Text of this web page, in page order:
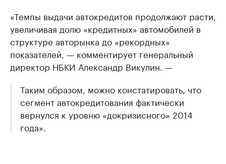
«Темпы выдачи автокредитов продолжают расти,
увеличивая долю «кредитных» автомобилей в
структуре авторынка до «рекордных»
показателей, — комментирует генеральный
директор НБКИ Александр Викулин. —
Таким образом, можно констатировать, что
сегмент автокредитования фактически
вернулся к уровню «докризисного» 2014
года».